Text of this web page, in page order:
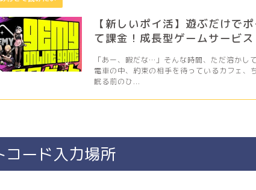
【新しいポイ活】遊ぶだけで
て課金！成長型ゲームサービス
「あー、暇だな…」そんな時間、ただ溶かし
電車の中、約束の相手を待っているカフェ、
眠る前のひ...
コード入力場所